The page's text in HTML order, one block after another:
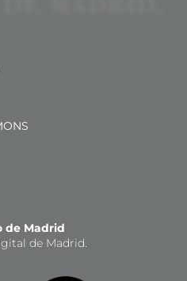
de Madrid
de Madrid.